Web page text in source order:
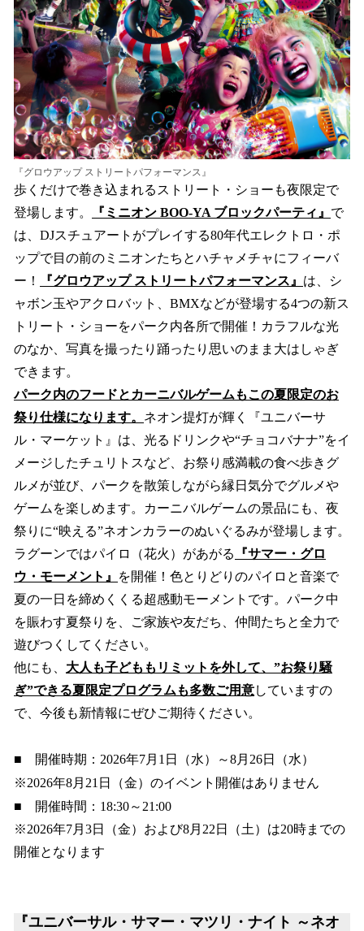
『グロウアップ ストリートパフォーマンス』
歩くだけで巻き込まれるストリート・ショーも夜限定で
登場します。
『ミニオン BOO-YA ブロックパーティ』 で
は、DJスチュアートがプレイする80年代エレクトロ・ポ
ップで目の前のミニオンたちとハチャメチャにフィーバ
ー！
『グロウアップ ストリートパフォーマンス』 は、シ
ャボン玉やアクロバット、BMXなどが登場する4つの新ス
トリート・ショーをパーク内各所で開催！カラフルな光
のなか、写真を撮ったり踊ったり思いのまま大はしゃぎ
できます。
パーク内のフードとカーニバルゲームもこの夏限定のお
祭り仕様になります。 ネオン提灯が輝く『ユニバーサ
ル・マーケット』は、光るドリンクや“チョコバナナ”をイ
メージしたチュリトスなど、お祭り感満載の食べ歩きグ
ルメが並び、パークを散策しながら縁日気分でグルメや
ゲームを楽しめます。カーニバルゲームの景品にも、夜
祭りに“映える”ネオンカラーのぬいぐるみが登場します。
ラグーンではパイロ（花火）があがる
『サマー・グロ
ウ・モーメント』
を開催！色とりどりのパイロと音楽で
夏の一日を締めくくる超感動モーメントです。パーク中
を賑わす夏祭りを、ご家族や友だち、仲間たちと全力で
遊びつくしてください。
他にも、 大人も子どももリミットを外して、”お祭り騒
ぎ”できる夏限定プログラムも多数ご用意していますの
で、今後も新情報にぜひご期待ください。
■ 開催時期：2026年7月1日（水）～8月26日（水）
※2026年8月21日（金）のイベント開催はありません
■ 開催時間：18:30～21:00
※2026年7月3日（金）および8月22日（土）は20時までの
開催となります
『ユニバーサル・サマー・マツリ・ナイト ～ネオ